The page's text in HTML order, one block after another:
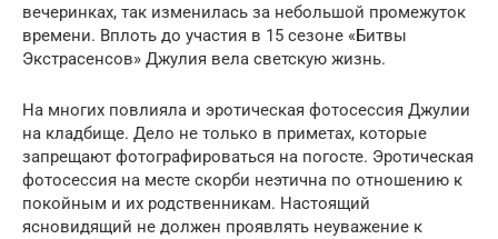
вечеринках, так изменилась за небольшой промежуток
времени. Вплоть до участия в 15 сезоне «Битвы
Экстрасенсов» Джулия вела светскую жизнь.
На многих повлияла и эротическая фотосессия Джулии
на кладбище. Дело не только в приметах, которые
запрещают фотографироваться на погосте. Эротическая
фотосессия на месте скорби неэтична по отношению к
покойным и их родственникам. Настоящий
ясновидящий не должен проявлять неуважение к